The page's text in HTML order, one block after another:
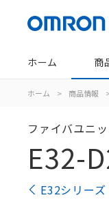
ホーム 商
ホーム > 商品情報
ファイバユニ
E32-
E32シリー